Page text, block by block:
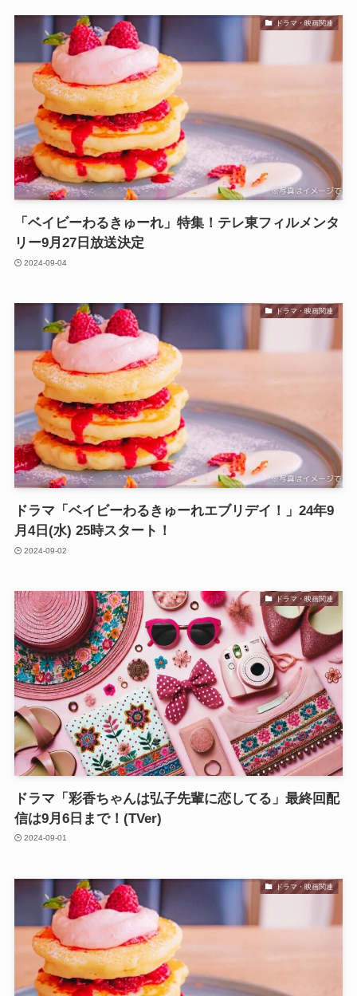
ドラマ・映画関連
「ベイビーわるきゅーれ」特集！テレ東フィルメンタ
リー9月27日放送決定
2024-09-04
ドラマ・映画関連
ドラマ「ベイビーわるきゅーれエブリデイ！」24年9
月4日(水) 25時スタート！
2024-09-02
ドラマ・映画関連
ドラマ「彩香ちゃんは弘子先輩に恋してる」最終回配
信は9月6日まで！(TVer)
2024-09-01
ドラマ・映画関連